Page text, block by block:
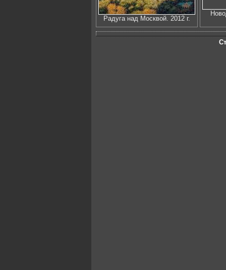
Радуга над Москвой. 2012 г.